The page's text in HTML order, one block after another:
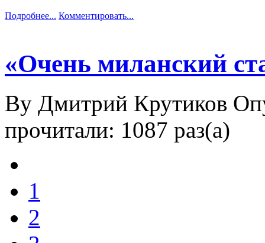
Подробнее... Комментировать...
«Очень миланский
By Дмитрий Крутиков
прочитали: 1087 раз(а)
1
2